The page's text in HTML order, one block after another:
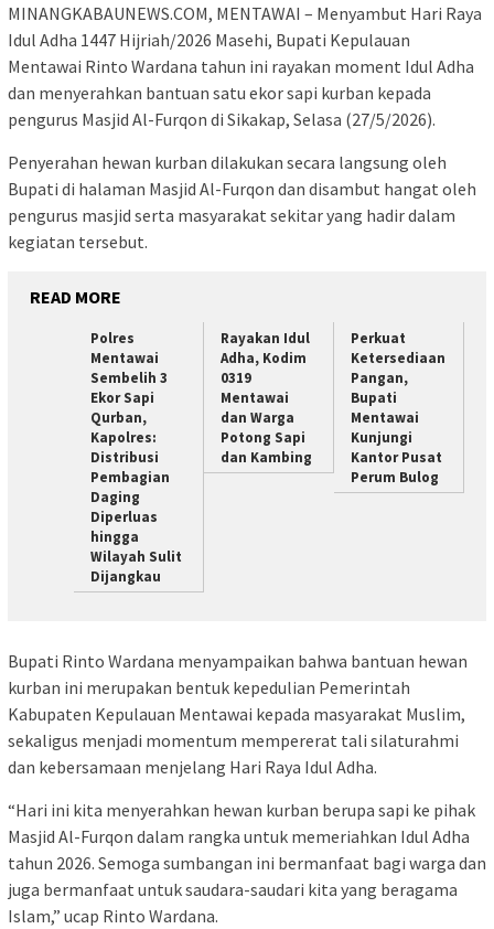
MINANGKABAUNEWS.COM, MENTAWAI – Menyambut Hari Raya
Idul Adha 1447 Hijriah/2026 Masehi, Bupati Kepulauan
Mentawai Rinto Wardana tahun ini rayakan moment Idul Adha
dan menyerahkan bantuan satu ekor sapi kurban kepada
pengurus Masjid Al-Furqon di Sikakap, Selasa (27/5/2026).
Penyerahan hewan kurban dilakukan secara langsung oleh
Bupati di halaman Masjid Al-Furqon dan disambut hangat oleh
pengurus masjid serta masyarakat sekitar yang hadir dalam
kegiatan tersebut.
READ MORE
Polres
Mentawai
Sembelih 3
Ekor Sapi
Qurban,
Kapolres:
Distribusi
Pembagian
Daging
Diperluas
hingga
Wilayah Sulit
Dijangkau
Rayakan Idul
Adha, Kodim
0319
Mentawai
dan Warga
Potong Sapi
dan Kambing
Perkuat
Ketersediaan
Pangan,
Bupati
Mentawai
Kunjungi
Kantor Pusat
Perum Bulog
Bupati Rinto Wardana menyampaikan bahwa bantuan hewan
kurban ini merupakan bentuk kepedulian Pemerintah
Kabupaten Kepulauan Mentawai kepada masyarakat Muslim,
sekaligus menjadi momentum mempererat tali silaturahmi
dan kebersamaan menjelang Hari Raya Idul Adha.
“Hari ini kita menyerahkan hewan kurban berupa sapi ke pihak
Masjid Al-Furqon dalam rangka untuk memeriahkan Idul Adha
tahun 2026. Semoga sumbangan ini bermanfaat bagi warga dan
juga bermanfaat untuk saudara-saudari kita yang beragama
Islam,” ucap Rinto Wardana.